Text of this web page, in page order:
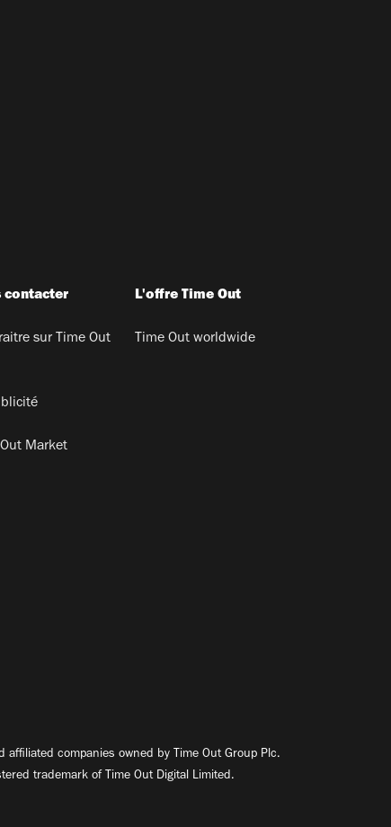
contacter
sur Time Out
Market
L'offre Time Out
Time Out worldwide
companies owned by Time Out Group Plc.
trademark of Time Out Digital Limited.